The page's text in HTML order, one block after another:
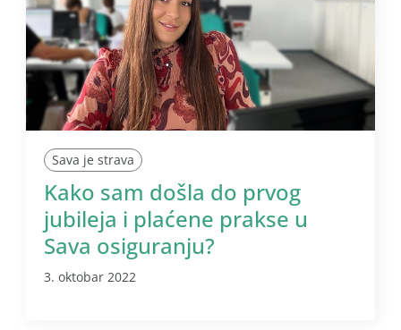
Sava je strava
Kako sam došla do prvog
jubileja i plaćene prakse u
Sava osiguranju?
3. oktobar 2022